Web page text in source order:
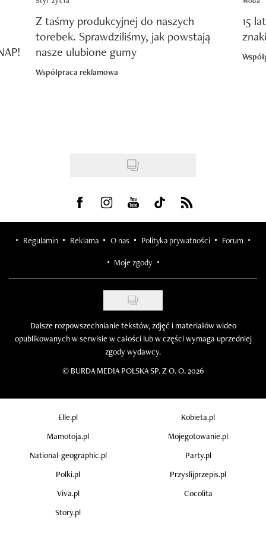
Z taśmy produkcyjnej do naszych
torebek. Sprawdziliśmy, jak powstają
nasze ulubione gumy
Współpraca reklamowa
15
Visit us on Facebook
Visit us on Instagram
Visit us on Youtube
Visit us on Tiktok
Visit us on Rss
Regulamin Reklama O nas Polityka prywatności Forum
Moje zgody
Dalsze rozpowszechnianie tekstów, zdjęć i materiałów wideo
opublikowanych w serwisie w całości lub w części wymaga uprzedniej
zgody wydawcy.
© BURDA MEDIA POLSKA SP. Z O. O. 2026
Elle.pl
Kobieta.pl
Mamotoja.pl
Mojegotowanie.pl
National-geographic.pl
Party.pl
Polki.pl
Przyslijprzepis.pl
Viva.pl
Cocolita
Story.pl